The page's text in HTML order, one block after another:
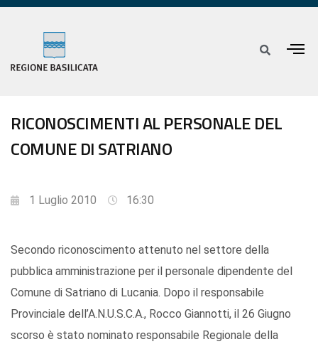
RICONOSCIMENTI AL PERSONALE DEL
COMUNE DI SATRIANO
1 Luglio 2010 16:30
Secondo riconoscimento attenuto nel settore della
pubblica amministrazione per il personale dipendente del
Comune di Satriano di Lucania. Dopo il responsabile
Provinciale dell’A.N.U.S.C.A., Rocco Giannotti, il 26 Giugno
scorso è stato nominato responsabile Regionale della